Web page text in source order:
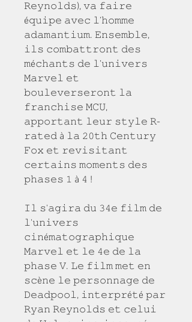
𝚁𝚎𝚢𝚗𝚘𝚕𝚍𝚜), 𝚟𝚊 𝚏𝚊𝚒𝚛𝚎
é𝚚𝚞𝚒𝚙𝚎 𝚊𝚟𝚎𝚌 𝚕’𝚑𝚘𝚖𝚖𝚎
𝚊𝚍𝚊𝚖𝚊𝚗𝚝𝚒𝚞𝚖. 𝙴𝚗𝚜𝚎𝚖𝚋𝚕𝚎,
𝚒𝚕𝚜 𝚌𝚘𝚖𝚋𝚊𝚝𝚝𝚛𝚘𝚗𝚝 𝚍𝚎𝚜
𝚖é𝚌𝚑𝚊𝚗𝚝𝚜 𝚍𝚎 𝚕’𝚞𝚗𝚒𝚟𝚎𝚛𝚜
𝙼𝚊𝚛𝚟𝚎𝚕 𝚎𝚝
𝚋𝚘𝚞𝚕𝚎𝚟𝚎𝚛𝚜𝚎𝚛𝚘𝚗𝚝 𝚕𝚊
𝚏𝚛𝚊𝚗𝚌𝚑𝚒𝚜𝚎 𝙼𝙲𝚄,
𝚊𝚙𝚙𝚘𝚛𝚝𝚊𝚗𝚝 𝚕𝚎𝚞𝚛 𝚜𝚝𝚢𝚕𝚎 𝚁-
𝚛𝚊𝚝𝚎𝚍 à 𝚕𝚊 𝟸𝟶𝚝𝚑 𝙲𝚎𝚗𝚝𝚞𝚛𝚢
𝙵𝚘𝚡 𝚎𝚝 𝚛𝚎𝚟𝚒𝚜𝚒𝚝𝚊𝚗𝚝
𝚌𝚎𝚛𝚝𝚊𝚒𝚗𝚜 𝚖𝚘𝚖𝚎𝚗𝚝𝚜 𝚍𝚎𝚜
𝚙𝚑𝚊𝚜𝚎𝚜 𝟷 à 𝟺 !
𝙸𝚕 𝚜'𝚊𝚐𝚒𝚛𝚊 𝚍𝚞 𝟹𝟺𝚎 𝚏𝚒𝚕𝚖 𝚍𝚎
𝚕'𝚞𝚗𝚒𝚟𝚎𝚛𝚜
𝚌𝚒𝚗é𝚖𝚊𝚝𝚘𝚐𝚛𝚊𝚙𝚑𝚒𝚚𝚞𝚎
𝙼𝚊𝚛𝚟𝚎𝚕 𝚎𝚝 𝚕𝚎 𝟺𝚎 𝚍𝚎 𝚕𝚊
𝚙𝚑𝚊𝚜𝚎 𝚅. 𝙻𝚎 𝚏𝚒𝚕𝚖 𝚖𝚎𝚝 𝚎𝚗
𝚜𝚌è𝚗𝚎 𝚕𝚎 𝚙𝚎𝚛𝚜𝚘𝚗𝚗𝚊𝚐𝚎 𝚍𝚎
𝙳𝚎𝚊𝚍𝚙𝚘𝚘𝚕, 𝚒𝚗𝚝𝚎𝚛𝚙𝚛é𝚝é 𝚙𝚊𝚛
𝚁𝚢𝚊𝚗 𝚁𝚎𝚢𝚗𝚘𝚕𝚍𝚜 𝚎𝚝 𝚌𝚎𝚕𝚞𝚒